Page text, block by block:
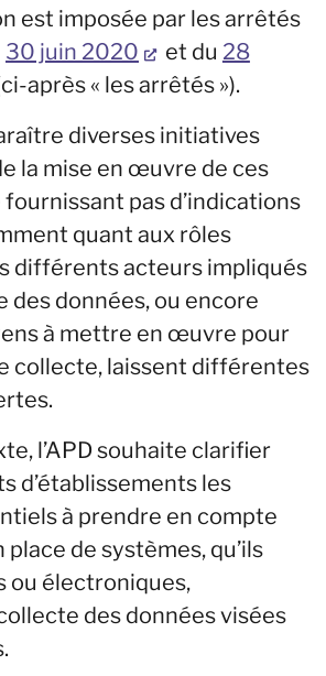
est imposée par les arrêtés
30 juin 2020 et du 28
après « les arrêtés »).
diverses initiatives
la mise en œuvre de ces
pas d’indications
quant aux rôles
différents acteurs impliqués
des données, ou encore
à mettre en œuvre pour
collecte, laissent différentes
l’APD souhaite clarifier
d’établissements les
à prendre en compte
place de systèmes, qu’ils
ou électroniques,
des données visées